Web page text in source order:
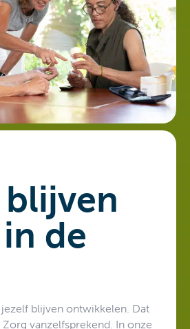
de
blijven ontwikkelen. Dat
vanzelfsprekend. In onze
in de thuiszorg. Met
dagcursussen, workshops
Voor Evita-
zorgprofessionals en